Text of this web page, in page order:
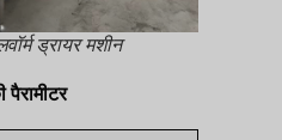
ड्रायर मशीन